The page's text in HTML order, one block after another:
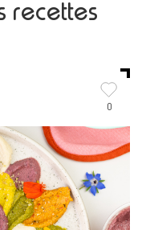
recettes
0